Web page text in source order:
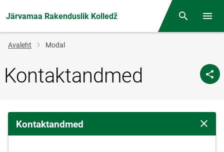
Järvamaa Rakenduslik Kolledž Otsing
Jälglink
Avaleht Modal
Kontaktandmed
Kontaktandmed Sulge